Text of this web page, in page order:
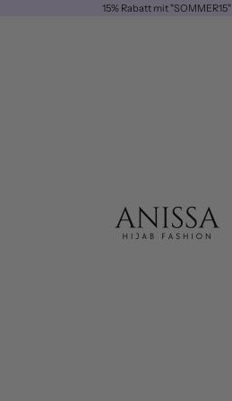
15% Rabatt mit "SOMMER15"